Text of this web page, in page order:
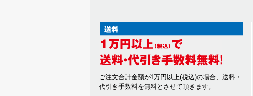
ご注文合計金額が1万円以上(税込)の場合、送料・
代引き手数料を無料とさせて頂きます。